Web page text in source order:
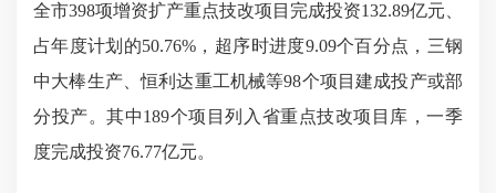
全市398项增资扩产重点技改项目完成投资132.89亿元、
占年度计划的50.76%，超序时进度9.09个百分点，三钢
中大棒生产、恒利达重工机械等98个项目建成投产或部
分投产。其中189个项目列入省重点技改项目库，一季
度完成投资76.77亿元。